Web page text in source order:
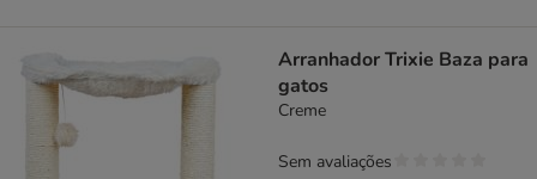
Arranhador Trixie Baza para
gatos
Creme
Sem avaliações